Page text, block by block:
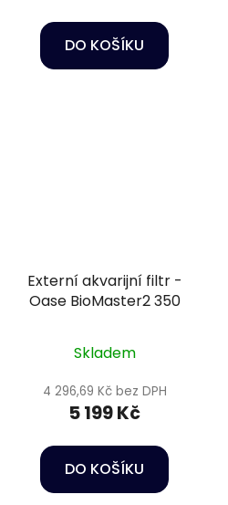
DO KOŠÍKU
Externí akvarijní filtr -
Oase BioMaster2 350
Skladem
4 296,69 Kč bez DPH
5 199 Kč
DO KOŠÍKU